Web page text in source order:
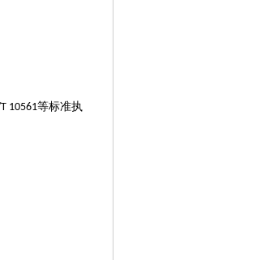
10561等标准执